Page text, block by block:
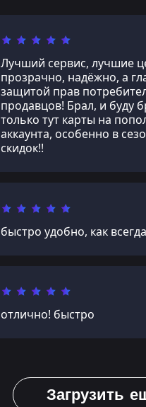
Лучший сервис, лучшие
прозрачно, надёжно, а
защитой прав
продавцов! Брал, и буду
только тут карты на
аккаунта, особенно в
скидок!!
быстро удобно, как
отлично! быстро
Загрузить